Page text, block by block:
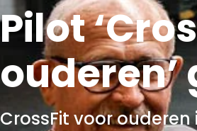
Pilot
CrossFit voor